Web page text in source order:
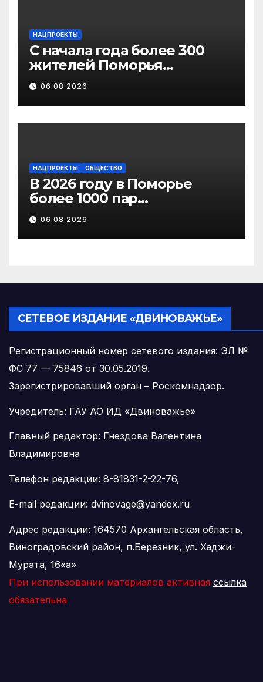
НАЦПРОЕКТЫ
С начала года более 300
жителей Поморья
получили выплату на
газификацию
06.08.2026
НАЦПРОЕКТЫ ОБЩЕСТВО
В 2026 году в Поморье
более 1000 пар
новобрачных получили
«Сертификат
молодоженов»
06.08.2026
СЕТЕВОЕ ИЗДАНИЕ «ДВИНОВАЖЬЕ»
Регистрационный номер сетевого издания: ЭЛ №
ФС 77 — 75846 от 30.05.2019.
Зарегистрировавший орган – Роскомнадзор.
Учредитель: ГАУ АО ИД «Двиноважье»
Главный редактор: Гнездова Валентина
Владимировна
Телефон редакции: 8-81831-2-22-76,
E-mail редакции: dvinovage@yandex.ru
Адрес редакции: 164570 Архангельская область,
Виноградовский район, п.Березник, ул. Хаджи-
Мурата, 16«а»
При использовании материалов активная ссылка
обязательна